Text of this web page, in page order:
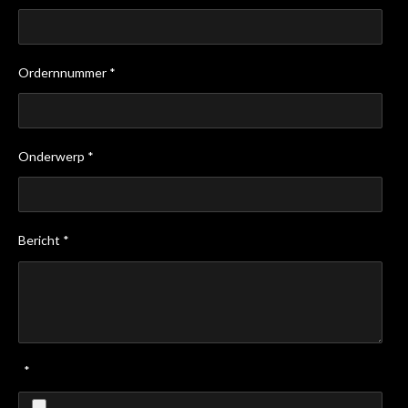
Ordernnummer *
Onderwerp *
Bericht *
*